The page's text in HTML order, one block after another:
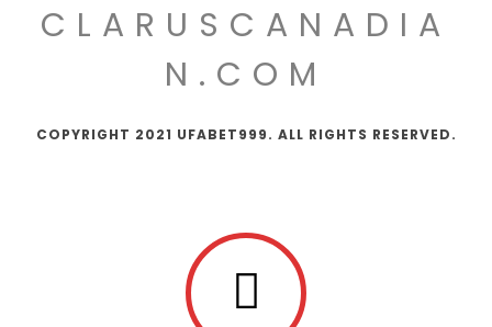
CLARUSCANADIA
N.COM
COPYRIGHT 2021 UFABET999. ALL RIGHTS RESERVED.